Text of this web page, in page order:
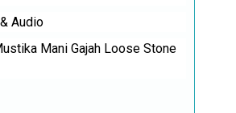
Audio
Mani Gajah Loose Stone